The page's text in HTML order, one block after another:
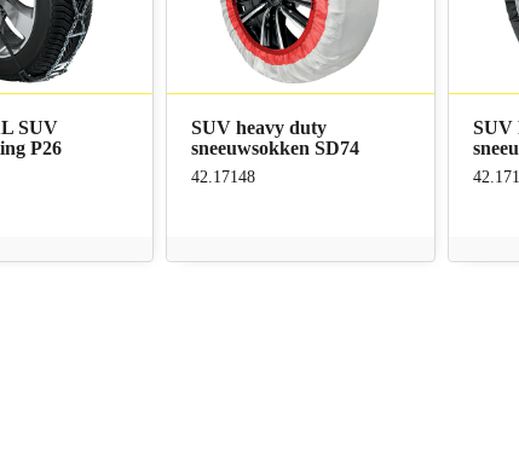
SUV
P26
SUV heavy duty
sneeuwsokken SD74
42.17148
SUV